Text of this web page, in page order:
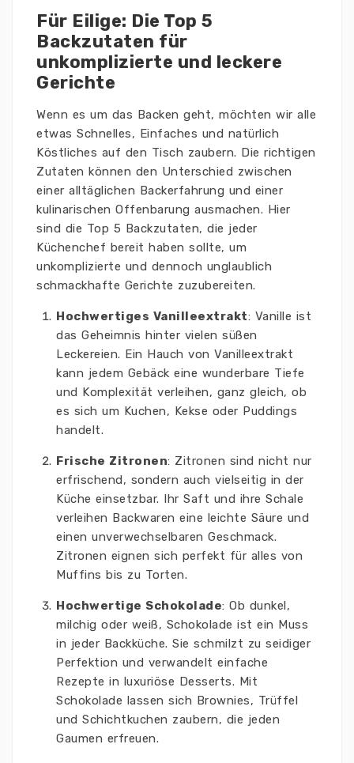
Für Eilige: Die Top 5
Backzutaten für
unkomplizierte und leckere
Gerichte
Wenn es um das Backen geht, möchten wir alle
etwas Schnelles, Einfaches und natürlich
Köstliches auf den Tisch zaubern. Die richtigen
Zutaten können den Unterschied zwischen
einer alltäglichen Backerfahrung und einer
kulinarischen Offenbarung ausmachen. Hier
sind die Top 5 Backzutaten, die jeder
Küchenchef bereit haben sollte, um
unkomplizierte und dennoch unglaublich
schmackhafte Gerichte zuzubereiten.
Hochwertiges Vanilleextrakt: Vanille ist
das Geheimnis hinter vielen süßen
Leckereien. Ein Hauch von Vanilleextrakt
kann jedem Gebäck eine wunderbare Tiefe
und Komplexität verleihen, ganz gleich, ob
es sich um Kuchen, Kekse oder Puddings
handelt.
Frische Zitronen: Zitronen sind nicht nur
erfrischend, sondern auch vielseitig in der
Küche einsetzbar. Ihr Saft und ihre Schale
verleihen Backwaren eine leichte Säure und
einen unverwechselbaren Geschmack.
Zitronen eignen sich perfekt für alles von
Muffins bis zu Torten.
Hochwertige Schokolade: Ob dunkel,
milchig oder weiß, Schokolade ist ein Muss
in jeder Backküche. Sie schmilzt zu seidiger
Perfektion und verwandelt einfache
Rezepte in luxuriöse Desserts. Mit
Schokolade lassen sich Brownies, Trüffel
und Schichtkuchen zaubern, die jeden
Gaumen erfreuen.